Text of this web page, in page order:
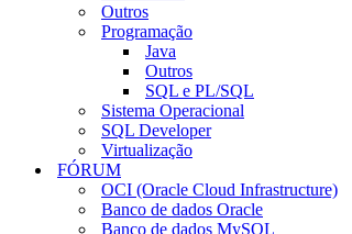
Outros
Programação
Java
Outros
SQL e PL/SQL
Sistema Operacional
SQL Developer
Virtualização
FÓRUM
OCI (Oracle Cloud Infrastructure)
Banco de dados Oracle
Banco de dados MySQL